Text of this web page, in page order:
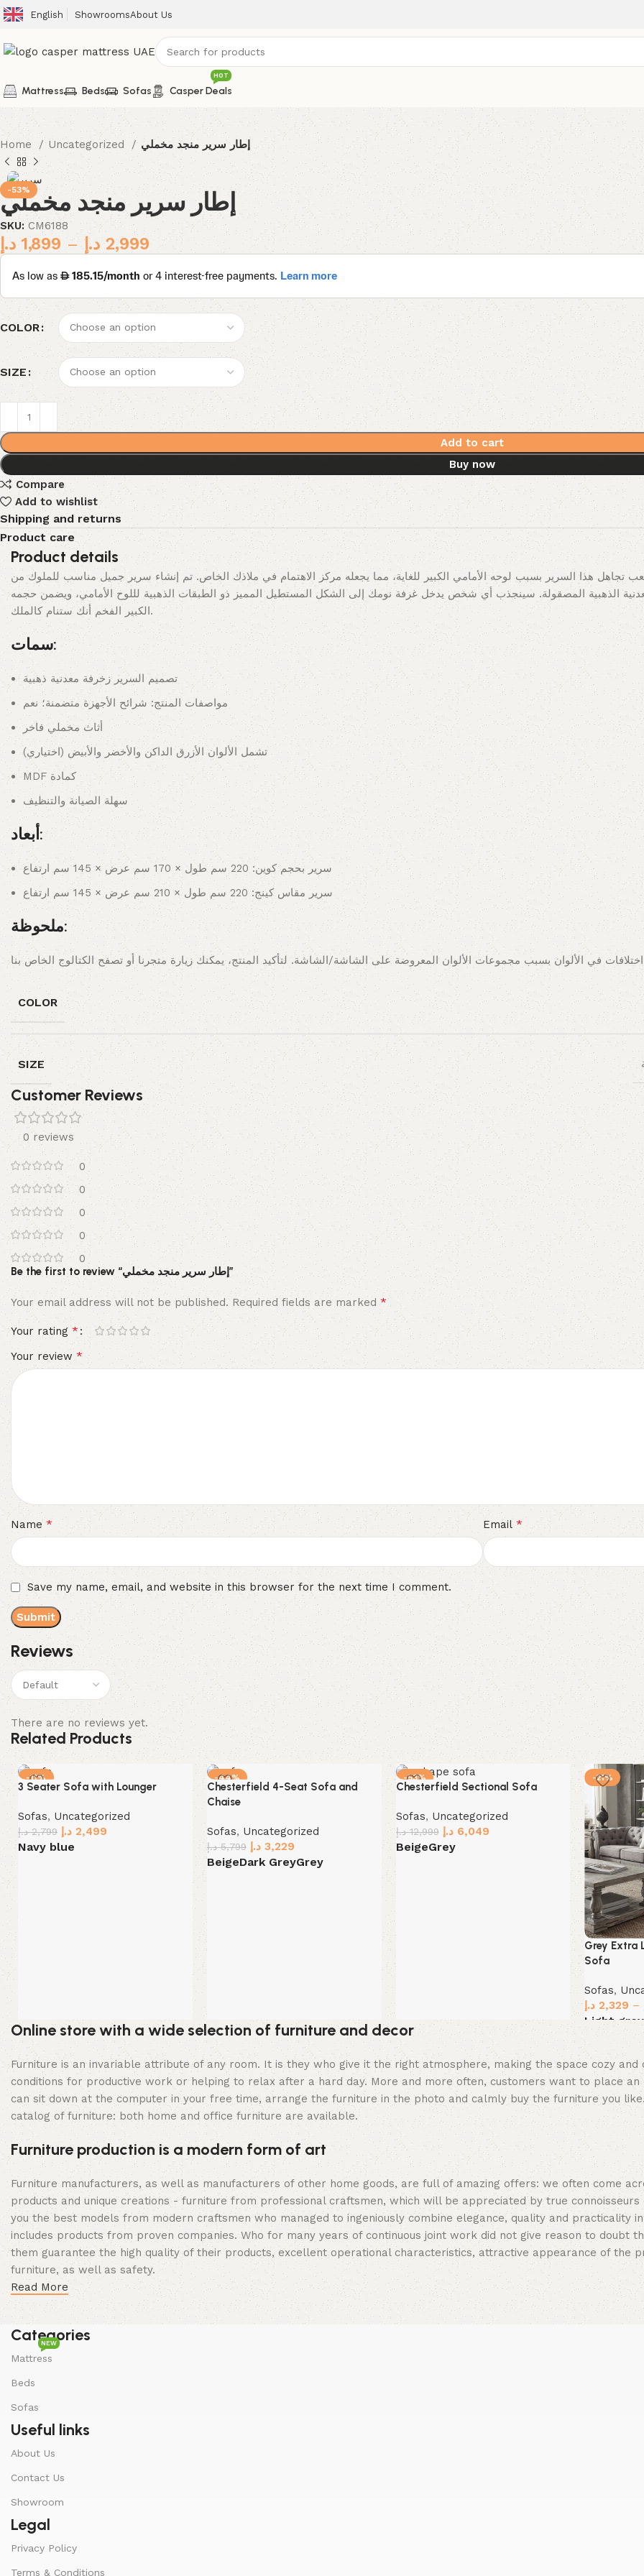
English ShowroomsAbout Us
Mattress Beds Sofas Casper Deals
HOT
Home Uncategorized إطار سرير منجد مخملي
-53%
إطار سرير منجد مخملي
SKU:CM6188
1,899 د.إ – 2,999 د.إ
COLOR
SIZE
Add to cart
Buy now
Compare
Add to wishlist
Shipping and returns
Product care
Product details
تجاهل هذا السرير بسبب لوحه الأمامي الكبير للغاية، مما يجعله مركز الاهتمام في ملاذك الخاص. تم إنشاء سرير جميل مناسب للملوك من
الذهبية المصقولة. سينجذب أي شخص يدخل غرفة نومك إلى الشكل المستطيل المميز ذو الطبقات الذهبية لللوح الأمامي، ويضمن حجمه
الكبير الفخم أنك ستنام كالملك.
سمات:
تصميم السرير زخرفة معدنية ذهبية
مواصفات المنتج: شرائح الأجهزة متضمنة؛ نعم
أثاث مخملي فاخر
تشمل الألوان الأزرق الداكن والأخضر والأبيض (اختياري)
MDF كمادة
سهلة الصيانة والتنظيف
أبعاد:
سرير بحجم كوين: 220 سم طول × 170 سم عرض × 145 سم ارتفاع
سرير مقاس كينج: 220 سم طول × 210 سم عرض × 145 سم ارتفاع
ملحوظة:
COLOR
SIZE
Customer Reviews
0 reviews
0
0
0
0
0
Reviews
There are no reviews yet.
Be the first to review “إطار سرير منجد مخملي”
Your email address will not be published. Required fields are marked*
Your rating *
Your review *
Name* Email *
Save my name, email, and website in this browser for the next time I comment.
Related Products
-11%
3 Seater Sofa with Lounger
Sofas, Uncategorized
2,799 د.إ 2,499 د.إ
Navy blue
-44%
Chesterfield 4-Seat Sofa and
Chaise
Sofas, Uncategorized
5,799 د.إ 3,229 د.إ
BeigeDark GreyGrey
-53%
Chesterfield Sectional Sofa
Sofas, Uncategorized
12,999 د.إ 6,049 د.إ
BeigeGrey
-21%
Grey Extra
Sofa
Sofas,
2,329 د.إ –
Light grey
Select
Online store with a wide selection of furniture and decor
Furniture is an invariable attribute of any room. It is they who give it the right atmosphere, making the space cozy
conditions for productive work or helping to relax after a hard day. More and more often, customers want to place
can sit down at the computer in your free time, arrange the furniture in the photo and calmly buy the furniture you
catalog of furniture: both home and office furniture are available.
Furniture production is a modern form of art
Furniture manufacturers, as well as manufacturers of other home goods, are full of amazing offers: we often come
products and unique creations - furniture from professional craftsmen, which will be appreciated by true
you the best models from modern craftsmen who managed to ingeniously combine elegance, quality and practicality
includes products from proven companies. Who for many years of continuous joint work did not give reason to doubt
them guarantee the high quality of their products, excellent operational characteristics, attractive appearance of the
furniture, as well as safety.
Read More
Categories
Mattress
NEW
Beds
Sofas
Useful links
About Us
Contact Us
Showroom
Legal
Privacy Policy
Terms & Conditions